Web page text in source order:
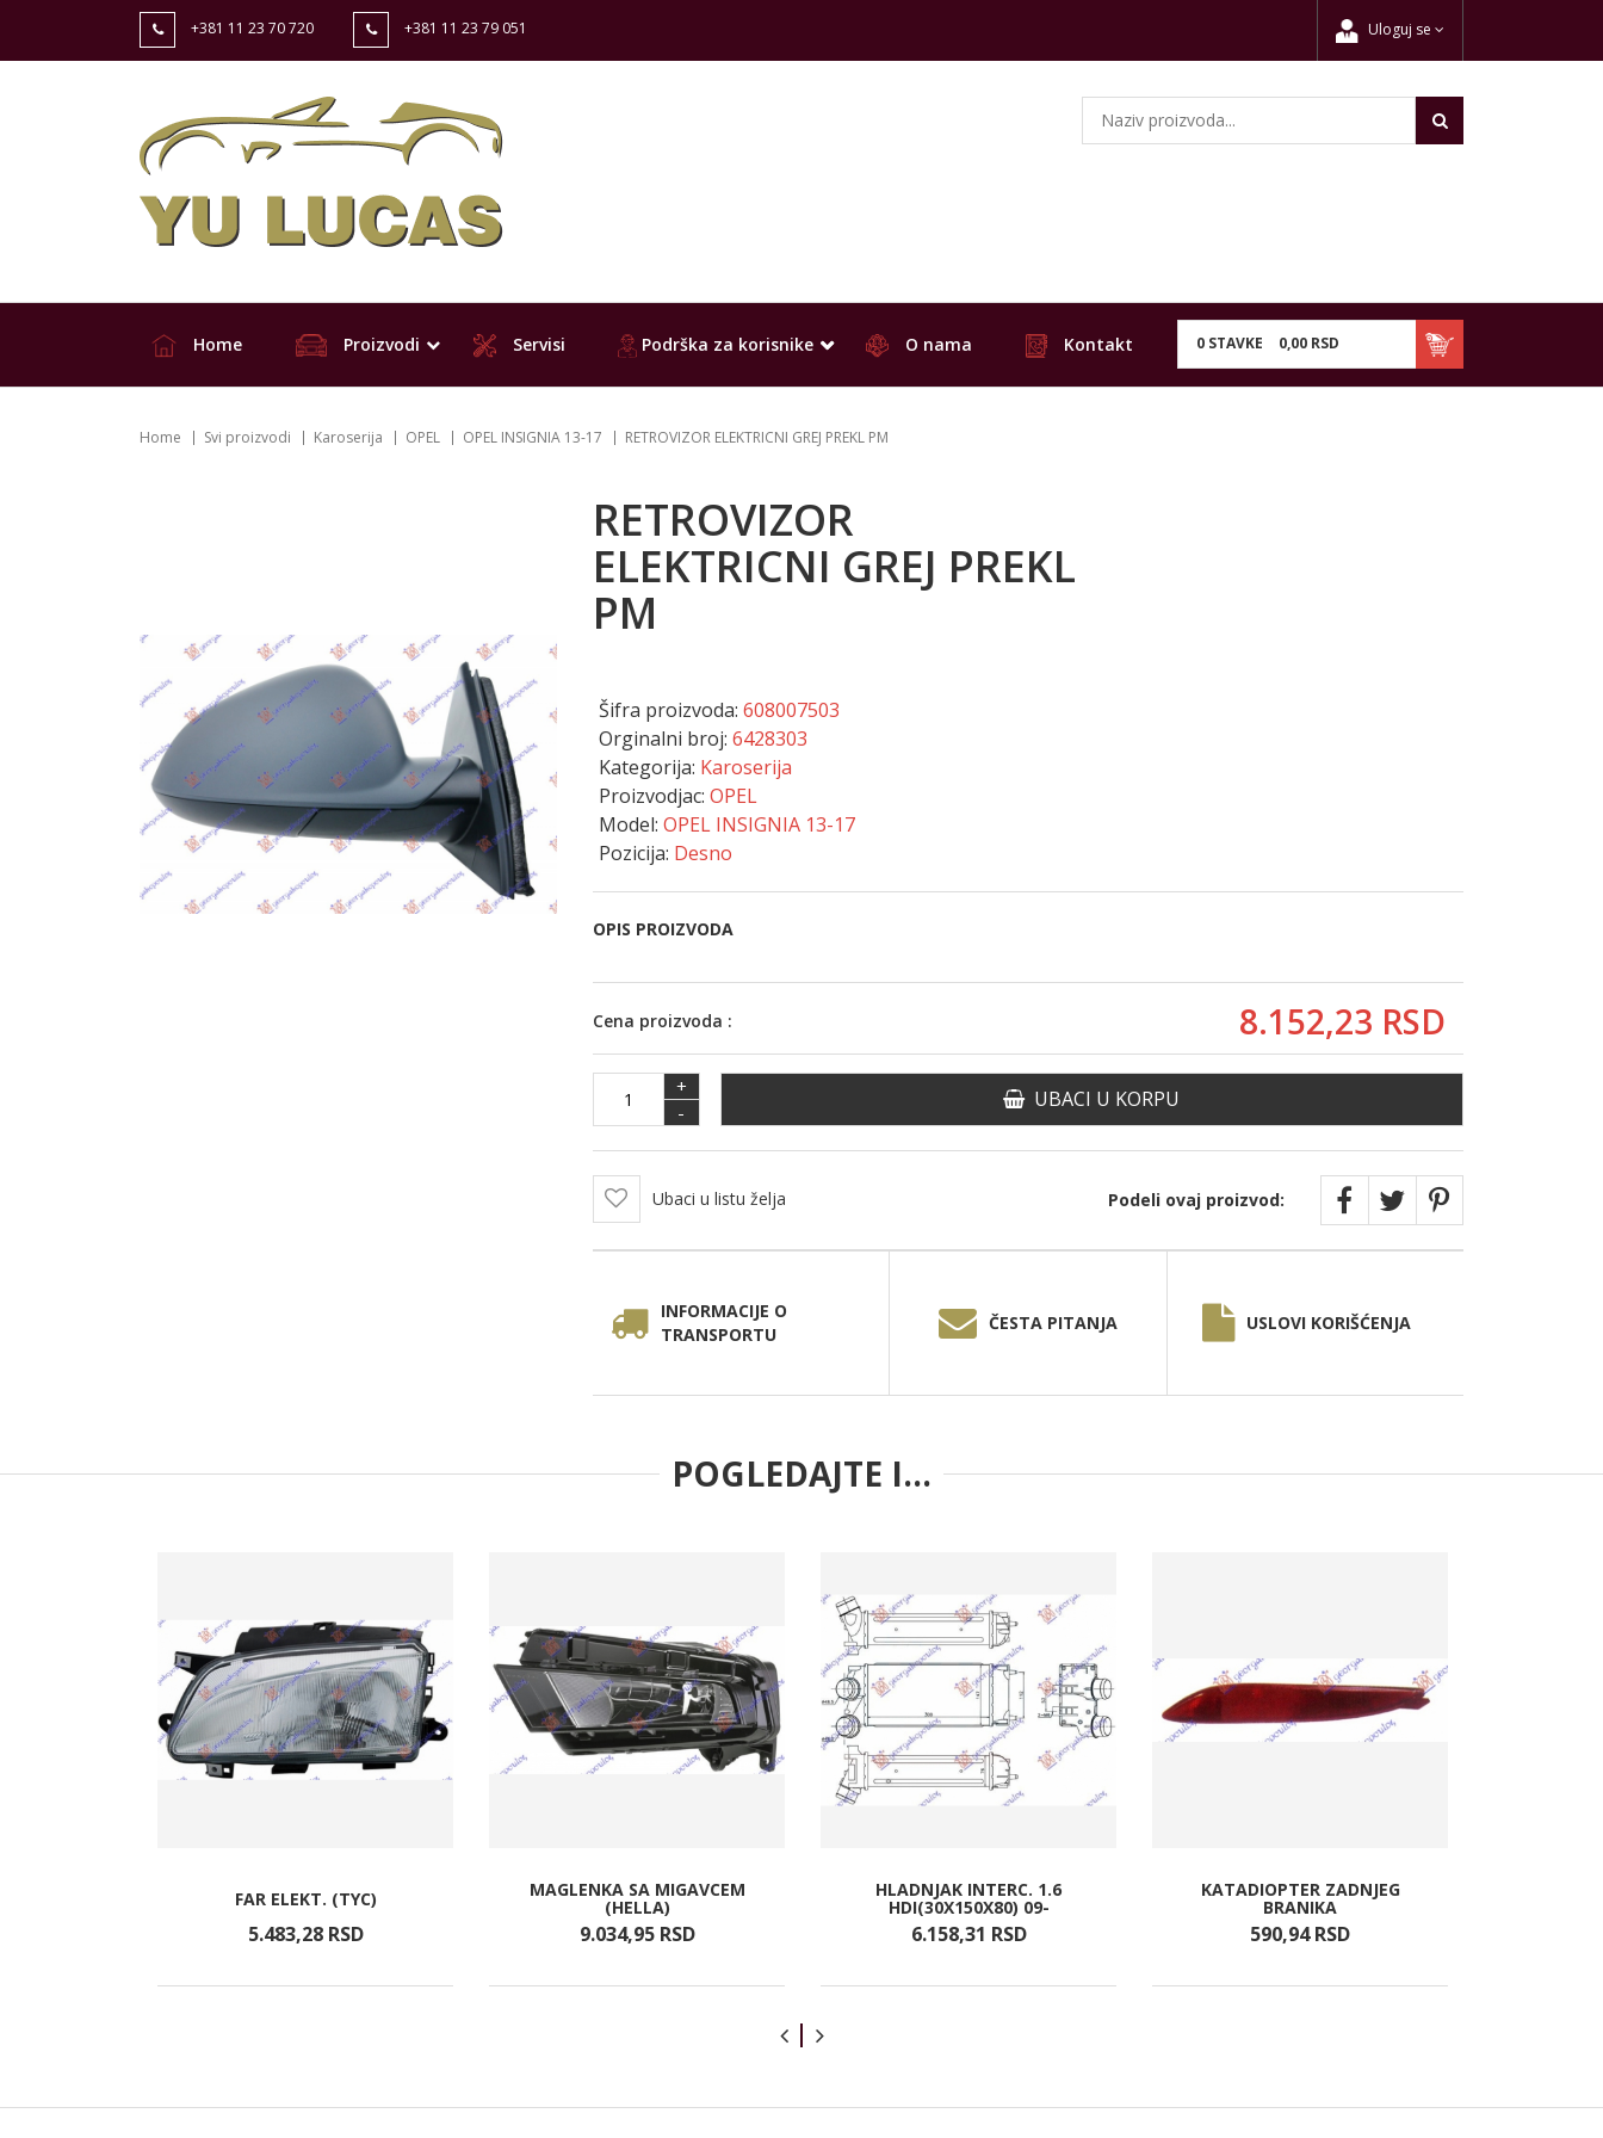
+381 11 23 70 720 +381 11 23 79 051 Uloguj se
0 STAVKE 0,00 RSD
Home Proizvodi Servisi Podrška za korisnike O nama Kontakt
Home Svi proizvodi Karoserija OPEL OPEL INSIGNIA 13-17 RETROVIZOR ELEKTRICNI GREJ PREKL PM
RETROVIZOR
ELEKTRICNI GREJ PREKL
PM
Šifra proizvoda: 608007503
Orginalni broj: 6428303
Kategorija: Karoserija
Proizvodjac: OPEL
Model: OPEL INSIGNIA 13-17
Pozicija: Desno
OPIS PROIZVODA
Cena proizvoda : 8.152,23 RSD
+
-
UBACI U KORPU
Ubaci u listu želja Podeli ovaj proizvod:
INFORMACIJE O
TRANSPORTU
ČESTA PITANJA USLOVI KORIŠĆENJA
POGLEDAJTE I...
FAR ELEKT. (TYC)
5.483,28 RSD
MAGLENKA SA MIGAVCEM
(HELLA)
9.034,95 RSD
HLADNJAK INTERC. 1.6
HDI(30X150X80) 09-
6.158,31 RSD
KATADIOPTER ZADNJEG
BRANIKA
590,94 RSD